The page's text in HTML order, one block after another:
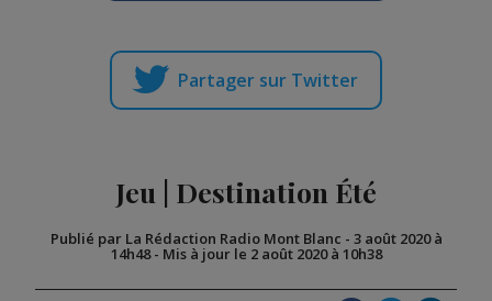
Partager sur Twitter
Jeu | Destination Été
Publié par La Rédaction Radio Mont Blanc - 3 août 2020 à
14h48- Mis à jour le 2 août 2020 à 10h38